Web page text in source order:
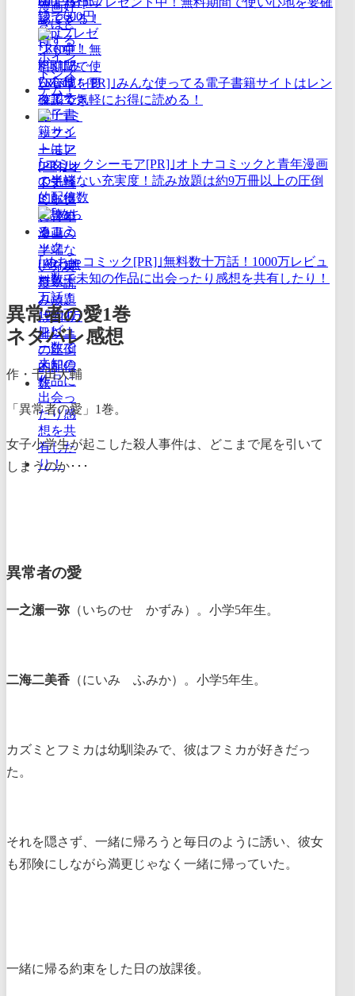
認できる！
｢Renta！[PR]｣みんな使ってる電子書籍サイトはレン
タルで気軽にお得に読める！
｢コミックシーモア[PR]｣オトナコミックと青年漫画
の半端ない充実度！読み放題は約9万冊以上の圧倒
的配信数
｢めちゃコミック[PR]｣無料数十万話！1000万レビュ
ー数で未知の作品に出会ったり感想を共有したり！
異常者の愛1巻
ネタバレ感想
作・千田大輔
「異常者の愛」1巻。
女子小学生が起こした殺人事件は、どこまで尾を引いて
しまうのか･･･
異常者の愛
一之瀬一弥 （いちのせ かずみ）。小学5年生。
二海二美香 （にいみ ふみか）。小学5年生。
カズミとフミカは幼馴染みで、彼はフミカが好きだっ
た。
それを隠さず、一緒に帰ろうと毎日のように誘い、彼女
も邪険にしながら満更じゃなく一緒に帰っていた。
一緒に帰る約束をした日の放課後。